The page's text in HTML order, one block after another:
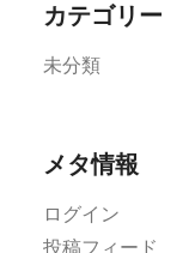
カテゴリー
未分類
メタ情報
ログイン
投稿フィード